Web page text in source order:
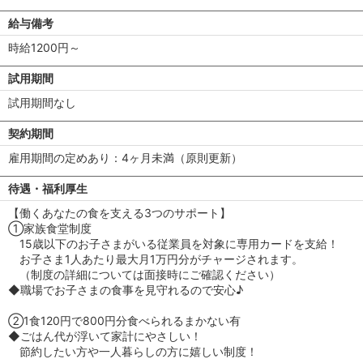
給与備考
時給1200円～
試用期間
試用期間なし
契約期間
雇用期間の定めあり：4ヶ月未満（原則更新）
待遇・福利厚生
【働くあなたの食を支える3つのサポート】
①家族食堂制度
15歳以下のお子さまがいる従業員を対象に専用カードを支給！
お子さま1人あたり最大月1万円分がチャージされます。
（制度の詳細については面接時にご確認ください）
◆職場でお子さまの食事を見守れるので安心♪
②1食120円で800円分食べられるまかない有
◆ごはん代が浮いて家計にやさしい！
節約したい方や一人暮らしの方に嬉しい制度！